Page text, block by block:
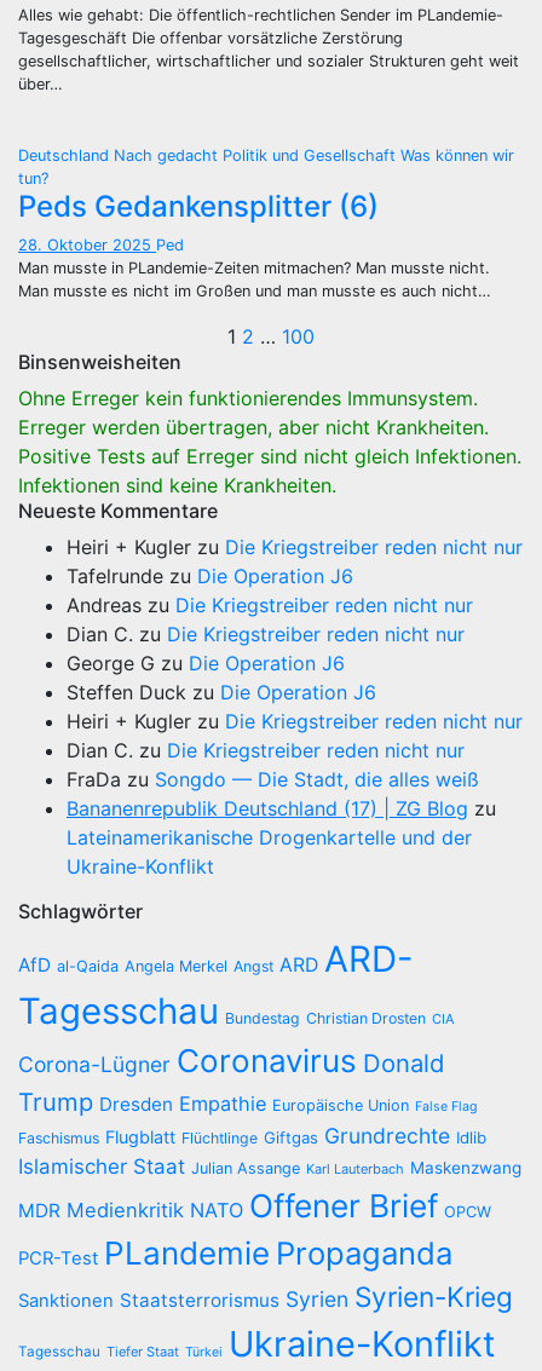
Alles wie gehabt: Die öffentlich-rechtlichen Sender im PLandemie-
Tagesgeschäft Die offenbar vorsätzliche Zerstörung
gesellschaftlicher, wirtschaftlicher und sozialer Strukturen geht weit
über…
Deutschland Nach gedacht Politik und Gesellschaft Was können wir
tun?
Peds Gedankensplitter (6)
28. Oktober 2025 Ped
Man musste in PLandemie-Zeiten mitmachen? Man musste nicht.
Man musste es nicht im Großen und man musste es auch nicht…
der
Beiträge
1 2 … 100
Binsenweisheiten
Ohne Erreger kein funktionierendes Immunsystem.
Erreger werden übertragen, aber nicht Krankheiten.
Positive Tests auf Erreger sind nicht gleich Infektionen.
Infektionen sind keine Krankheiten.
Neueste Kommentare
Heiri + Kugler zu Die Kriegstreiber reden nicht nur
Tafelrunde zu Die Operation J6
Andreas zu Die Kriegstreiber reden nicht nur
Dian C. zu Die Kriegstreiber reden nicht nur
George G zu Die Operation J6
Steffen Duck zu Die Operation J6
Heiri + Kugler zu Die Kriegstreiber reden nicht nur
Dian C. zu Die Kriegstreiber reden nicht nur
FraDa zu Songdo — Die Stadt, die alles weiß
Bananenrepublik Deutschland (17) | ZG Blog zu
Lateinamerikanische Drogenkartelle und der
Ukraine-Konflikt
Schlagwörter
AfD al-Qaida Angela Merkel Angst ARD ARD-
Tagesschau Bundestag Christian Drosten CIA
Corona-Lügner Coronavirus Donald
Trump Dresden Empathie Europäische Union False Flag
Faschismus Flugblatt Flüchtlinge Giftgas Grundrechte Idlib
Islamischer Staat Julian Assange Karl Lauterbach Maskenzwang
MDR Medienkritik NATO Offener Brief OPCW
PCR-Test PLandemie Propaganda
Sanktionen Staatsterrorismus Syrien Syrien-Krieg
Tagesschau Tiefer Staat Türkei Ukraine-Konflikt